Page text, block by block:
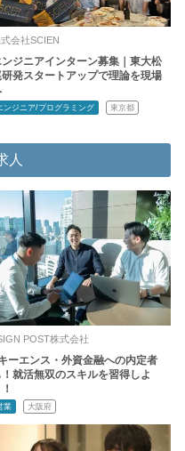
会社SCIEN
ンジニアインターン募集｜東大松
研発スタートアップで理論を現場
ンジニア/プログラミング 東京都
人
POST株式会社
ーエンス・外資金融への内定者
！就活無双のスキルを習得しよ
業 大阪府